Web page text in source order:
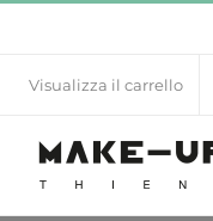
contenuto
Visualizza il carrello